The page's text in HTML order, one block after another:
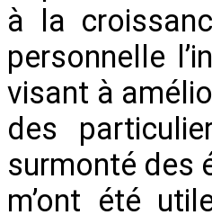
à la
personnelle
visant à
des
surmonté des
m’ont été